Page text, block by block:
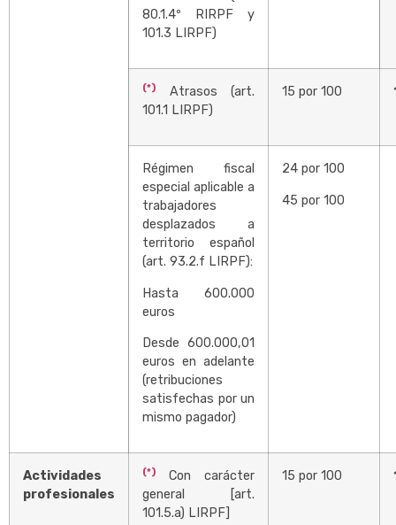
80.1.4º RIRPF y
101.3 LIRPF)
(*)
Atrasos (art.
101.1 LIRPF)
15 por 100
Régimen fiscal
especial aplicable a
trabajadores
desplazados a
territorio español
(art. 93.2.f LIRPF):
Hasta 600.000
euros
Desde 600.000,01
euros en adelante
(retribuciones
satisfechas por un
mismo pagador)
24 por 100
45 por 100
Actividades
profesionales
(*)
Con carácter
general [art.
101.5.a) LIRPF]
15 por 100